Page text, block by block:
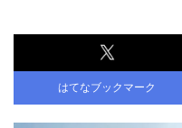
はてなブックマーク